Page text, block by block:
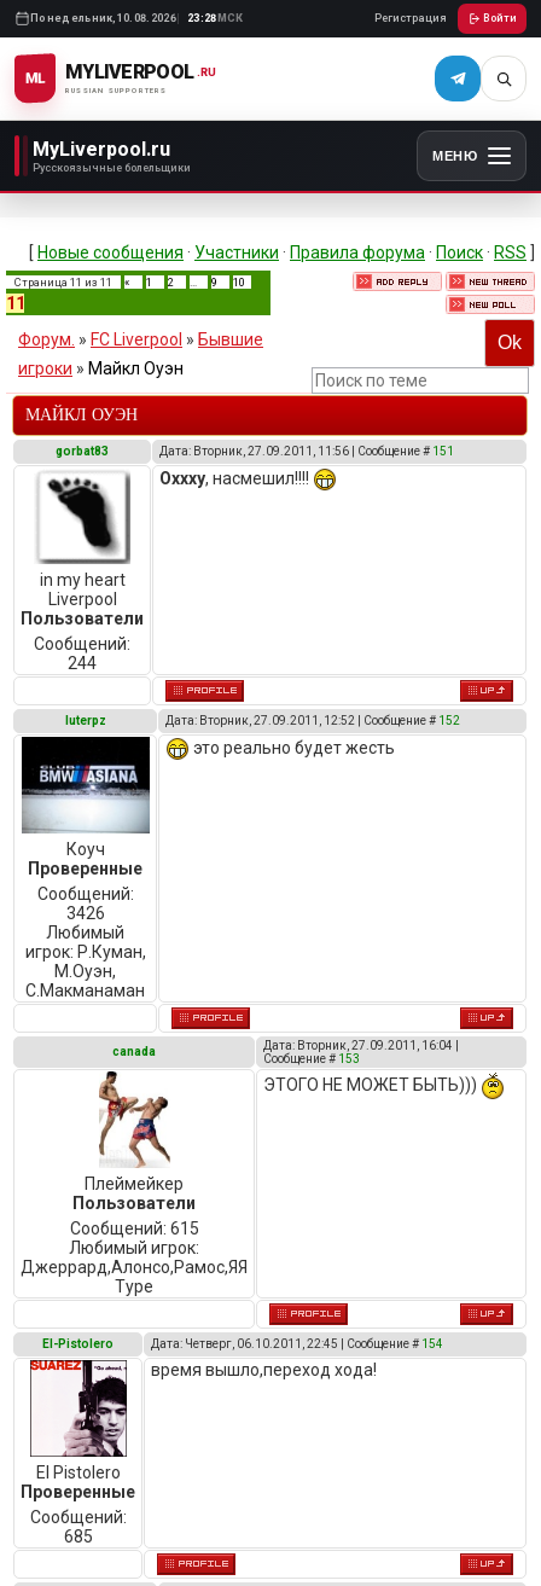
Понедельник, 10.08.2026 23:28 МСК Регистрация Войти
ML MYLIVERPOOL
RUSSIAN SUPPORTERS
.RU
MyLiverpool.ru
Русскоязычные болельщики
МЕНЮ
[ Новые сообщения · Участники · Правила форума · Поиск · RSS
Страница 11 из 11 « 1 2 9 10
11
Форум. » FC Liverpool » Бывшие
игроки » Майкл Оуэн
МАЙКЛ ОУЭН
gorbat83 Дата: Вторник, 27.09.2011, 11:56 | Сообщение # 151
in my heart
Liverpool
Пользователи
Сообщений:
244
Oxxxy, насмешил!!!!
luterpz Дата: Вторник, 27.09.2011, 12:52 | Сообщение # 152
Коуч
Проверенные
Сообщений:
3426
Любимый
игрок: Р.Куман,
М.Оуэн,
C.Макманаман
это реально будет жесть
canada
Дата: Вторник, 27.09.2011, 16:04 |
Сообщение # 153
Плеймейкер
Пользователи
Сообщений: 615
Любимый игрок:
Джеррард,Алонсо,Рамос,ЯЯ
Туре
ЭТОГО НЕ МОЖЕТ БЫТЬ)))
El-Pistolero Дата: Четверг, 06.10.2011, 22:45 | Сообщение # 154
El Pistolero
Проверенные
Сообщений:
685
время вышло,переход хода!